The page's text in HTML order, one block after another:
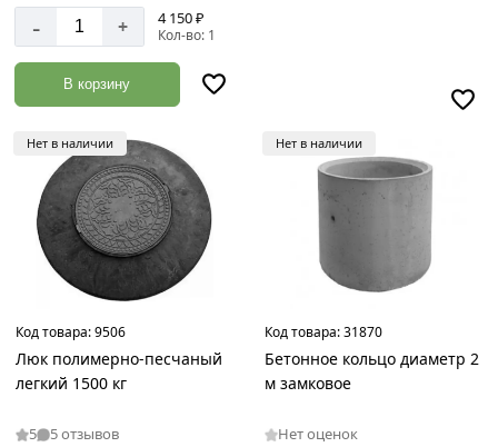
- + 4 150 ₽
Кол-во: 1
В корзину
Нет в наличии
Код товара:9506
Люк полимерно-песчаный
легкий 1500 кг
5 5 отзывов
Нет в наличии
Код товара:31870
Бетонное кольцо диаметр 2
м замковое
Нет оценок